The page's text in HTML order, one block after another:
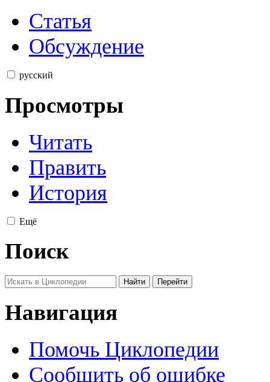
Статья
Обсуждение
русский
Просмотры
Читать
Править
История
Ещё
Поиск
Навигация
Помочь Циклопедии
Сообщить об ошибке